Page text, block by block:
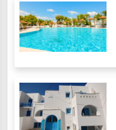
Νάξος
Νάουσα
Ναυπακτία
Ναύπλιο
Νέα Μάκρη
Νέα Στύρα Εύβοιας
Νέοι Πόροι Πιερίας